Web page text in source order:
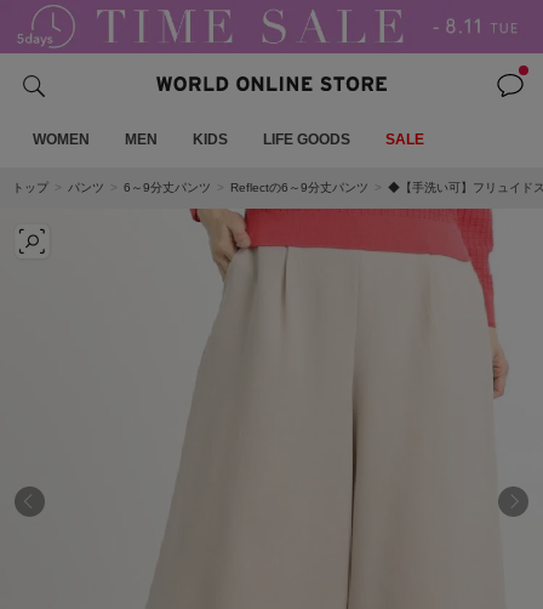
WOMEN MEN KIDS LIFE GOODS SALE
トップ パンツ 6～9分丈パンツ Reflectの6～9分丈パンツ ◆【手洗い可】フリュイド